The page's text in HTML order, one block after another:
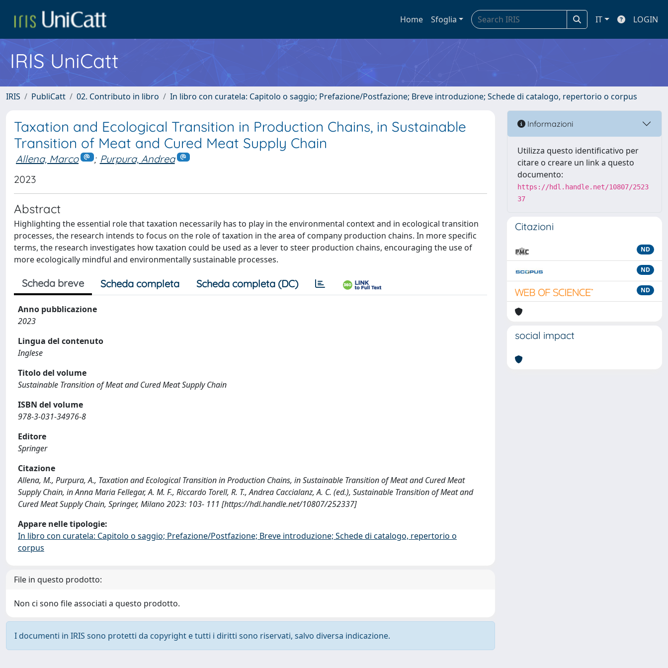
Home Sfoglia IT LOGIN
IRIS UniCatt
IRIS PubliCatt 02. Contributo in libro In libro con curatela: Capitolo o saggio; Prefazione/Postfazione; Breve introduzione; Schede di catalogo, repertorio o corpus
Taxation and Ecological Transition in Production Chains, in Sustainable
Transition of Meat and Cured Meat Supply Chain
Allena, Marco ; Purpura, Andrea
2023
Abstract
Highlighting the essential role that taxation necessarily has to play in the environmental context and in ecological transition
processes, the research intends to focus on the role of taxation in the area of company production chains. In more specific
terms, the research investigates how taxation could be used as a lever to steer production chains, encouraging the use of
more ecologically mindful and environmentally sustainable processes.
Scheda breve Scheda completa Scheda completa (DC)
Anno pubblicazione
2023
Lingua del contenuto
Inglese
Titolo del volume
Sustainable Transition of Meat and Cured Meat Supply Chain
ISBN del volume
978-3-031-34976-8
Editore
Springer
Citazione
Allena, M., Purpura, A., Taxation and Ecological Transition in Production Chains, in Sustainable Transition of Meat and Cured Meat
Supply Chain, in Anna Maria Fellegar, A. M. F., Riccardo Torell, R. T., Andrea Caccialanz, A. C. (ed.), Sustainable Transition of Meat and
Cured Meat Supply Chain, Springer, Milano 2023: 103- 111 [https://hdl.handle.net/10807/252337]
Appare nelle tipologie:
In libro con curatela: Capitolo o saggio; Prefazione/Postfazione; Breve introduzione; Schede di catalogo, repertorio o
corpus
File in questo prodotto:
Non ci sono file associati a questo prodotto.
I documenti in IRIS sono protetti da copyright e tutti i diritti sono riservati, salvo diversa indicazione.
Informazioni
Utilizza questo identificativo per
citare o creare un link a questo
documento:
https://hdl.handle.net/10807/2523
37
Citazioni
ND
ND
ND
social impact